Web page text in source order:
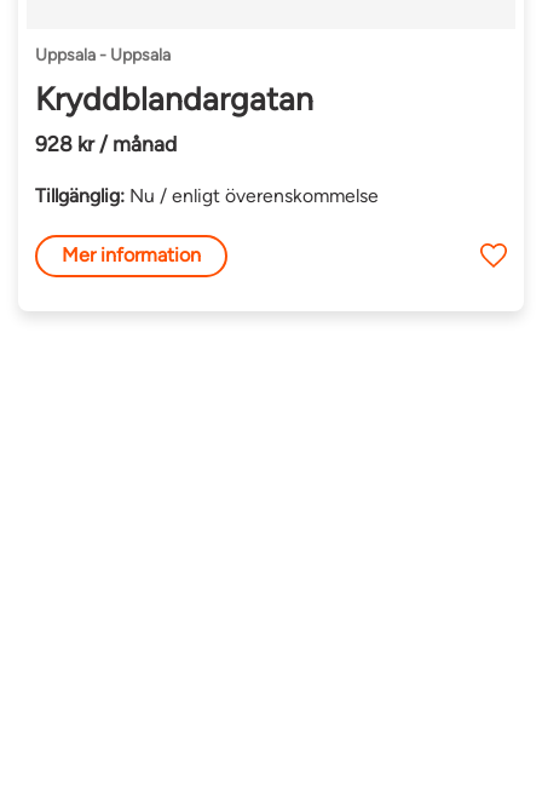
Uppsala - Uppsala
Kryddblandargatan
928 kr / månad
Tillgänglig: Nu / enligt överenskommelse
Mer information